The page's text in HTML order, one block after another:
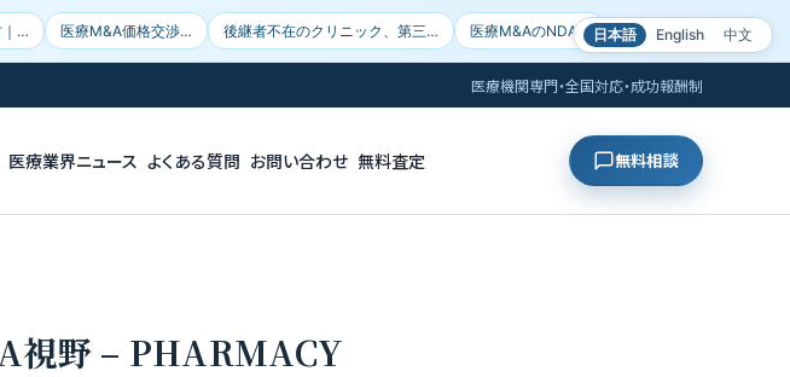
日本語 English 中文
｜… 医療M&A価格交渉… 後継者不在のクリニック、第三… 医療M&AのNDA…
医療機関専門・全国対応・成功報酬制
医療業界ニュース よくある質問 お問い合わせ 無料査定 無料相談
視野 – PHARMACY